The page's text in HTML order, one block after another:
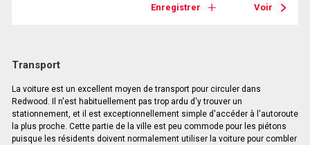
Enregistrer Voir
Transport
La voiture est un excellent moyen de transport pour circuler dans
Redwood. Il n'est habituellement pas trop ardu d'y trouver un
stationnement, et il est exceptionnellement simple d'accéder à l'autoroute
la plus proche. Cette partie de la ville est peu commode pour les piétons
puisque les résidents doivent normalement utiliser la voiture pour combler